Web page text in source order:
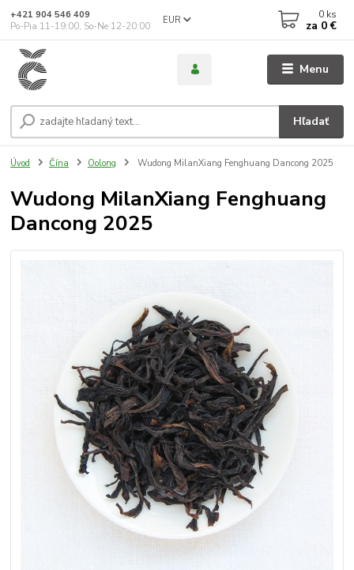
Menu
EUR
Hľadať
+421 904 546 409
Po-Pia 11-19:00, So-Ne 12-20:00
0 ks
za 0 €
Úvod Čína Oolong Wudong MilanXiang Fenghuang Dancong 2025
Wudong MilanXiang Fenghuang
Dancong 2025